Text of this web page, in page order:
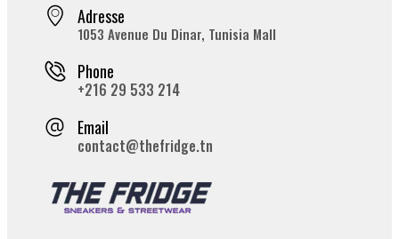
Adresse
1053 Avenue Du Dinar, Tunisia Mall
Phone
+216 29 533 214
Email
contact@thefridge.tn